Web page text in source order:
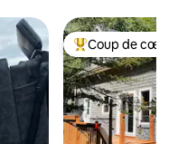
plus aimés Coup de cœur
Coup de cœur